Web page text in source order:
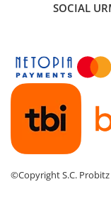
SOCIAL
©Copyright S.C. Probitz